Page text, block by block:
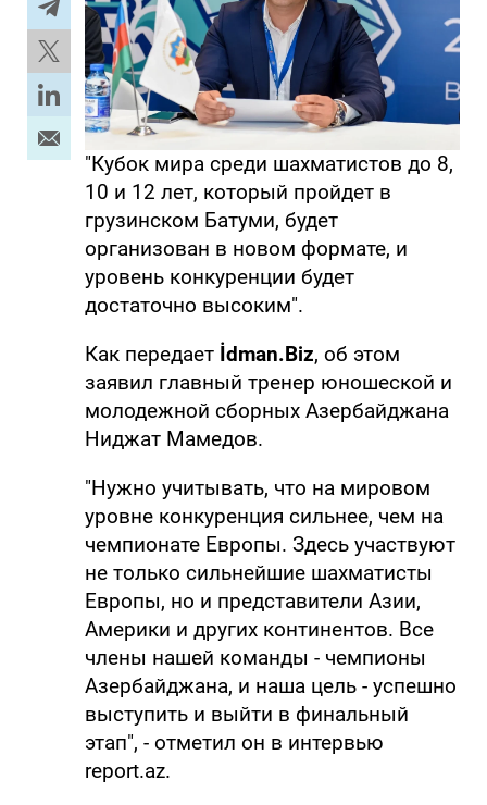
"Кубок мира среди шахматистов до 8,
10 и 12 лет, который пройдет в
грузинском Батуми, будет
организован в новом формате, и
уровень конкуренции будет
достаточно высоким".
Как передает İdman.Biz, об этом
заявил главный тренер юношеской и
молодежной сборных Азербайджана
Ниджат Мамедов.
"Нужно учитывать, что на мировом
уровне конкуренция сильнее, чем на
чемпионате Европы. Здесь участвуют
не только сильнейшие шахматисты
Европы, но и представители Азии,
Америки и других континентов. Все
члены нашей команды - чемпионы
Азербайджана, и наша цель - успешно
выступить и выйти в финальный
этап", - отметил он в интервью
report.az.